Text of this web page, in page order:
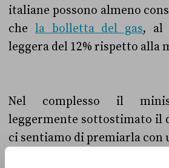
italiane possono almeno
che la bolletta del gas, al
leggera del 12% rispetto alla
Nel complesso il
leggermente sottostimato il
ci sentiamo di premiarla con